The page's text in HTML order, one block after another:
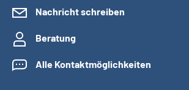
Nachricht schreiben
Beratung
Alle Kontaktmöglichkeiten